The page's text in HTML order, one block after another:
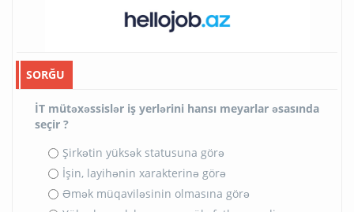
SORĞU
İT mütəxəssislər iş yerlərini hansı meyarlar əsasında
seçir ?
Şirkətin yüksək statusuna görə
İşin, layihənin xarakterinə görə
Əmək müqaviləsinin olmasına görə